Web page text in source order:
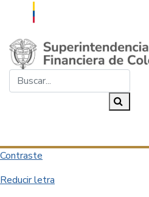
Saltar al contenido principal
Contraste
Reducir letra